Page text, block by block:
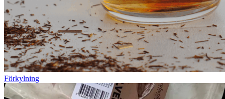
Förkylning